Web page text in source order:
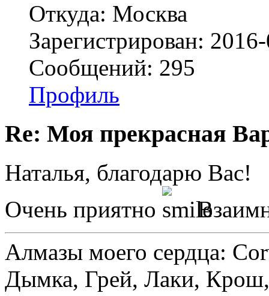
Откуда: Москва
Зарегистрирован:
Сообщений: 295
Профиль
Re: Моя прекрасная
Наталья, благодарю Вас!
Очень приятно
Алмазы моего сердца:
Дымка, Грей, Лаки,